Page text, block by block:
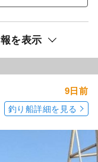
を表示
9日前
釣り船詳細を見る